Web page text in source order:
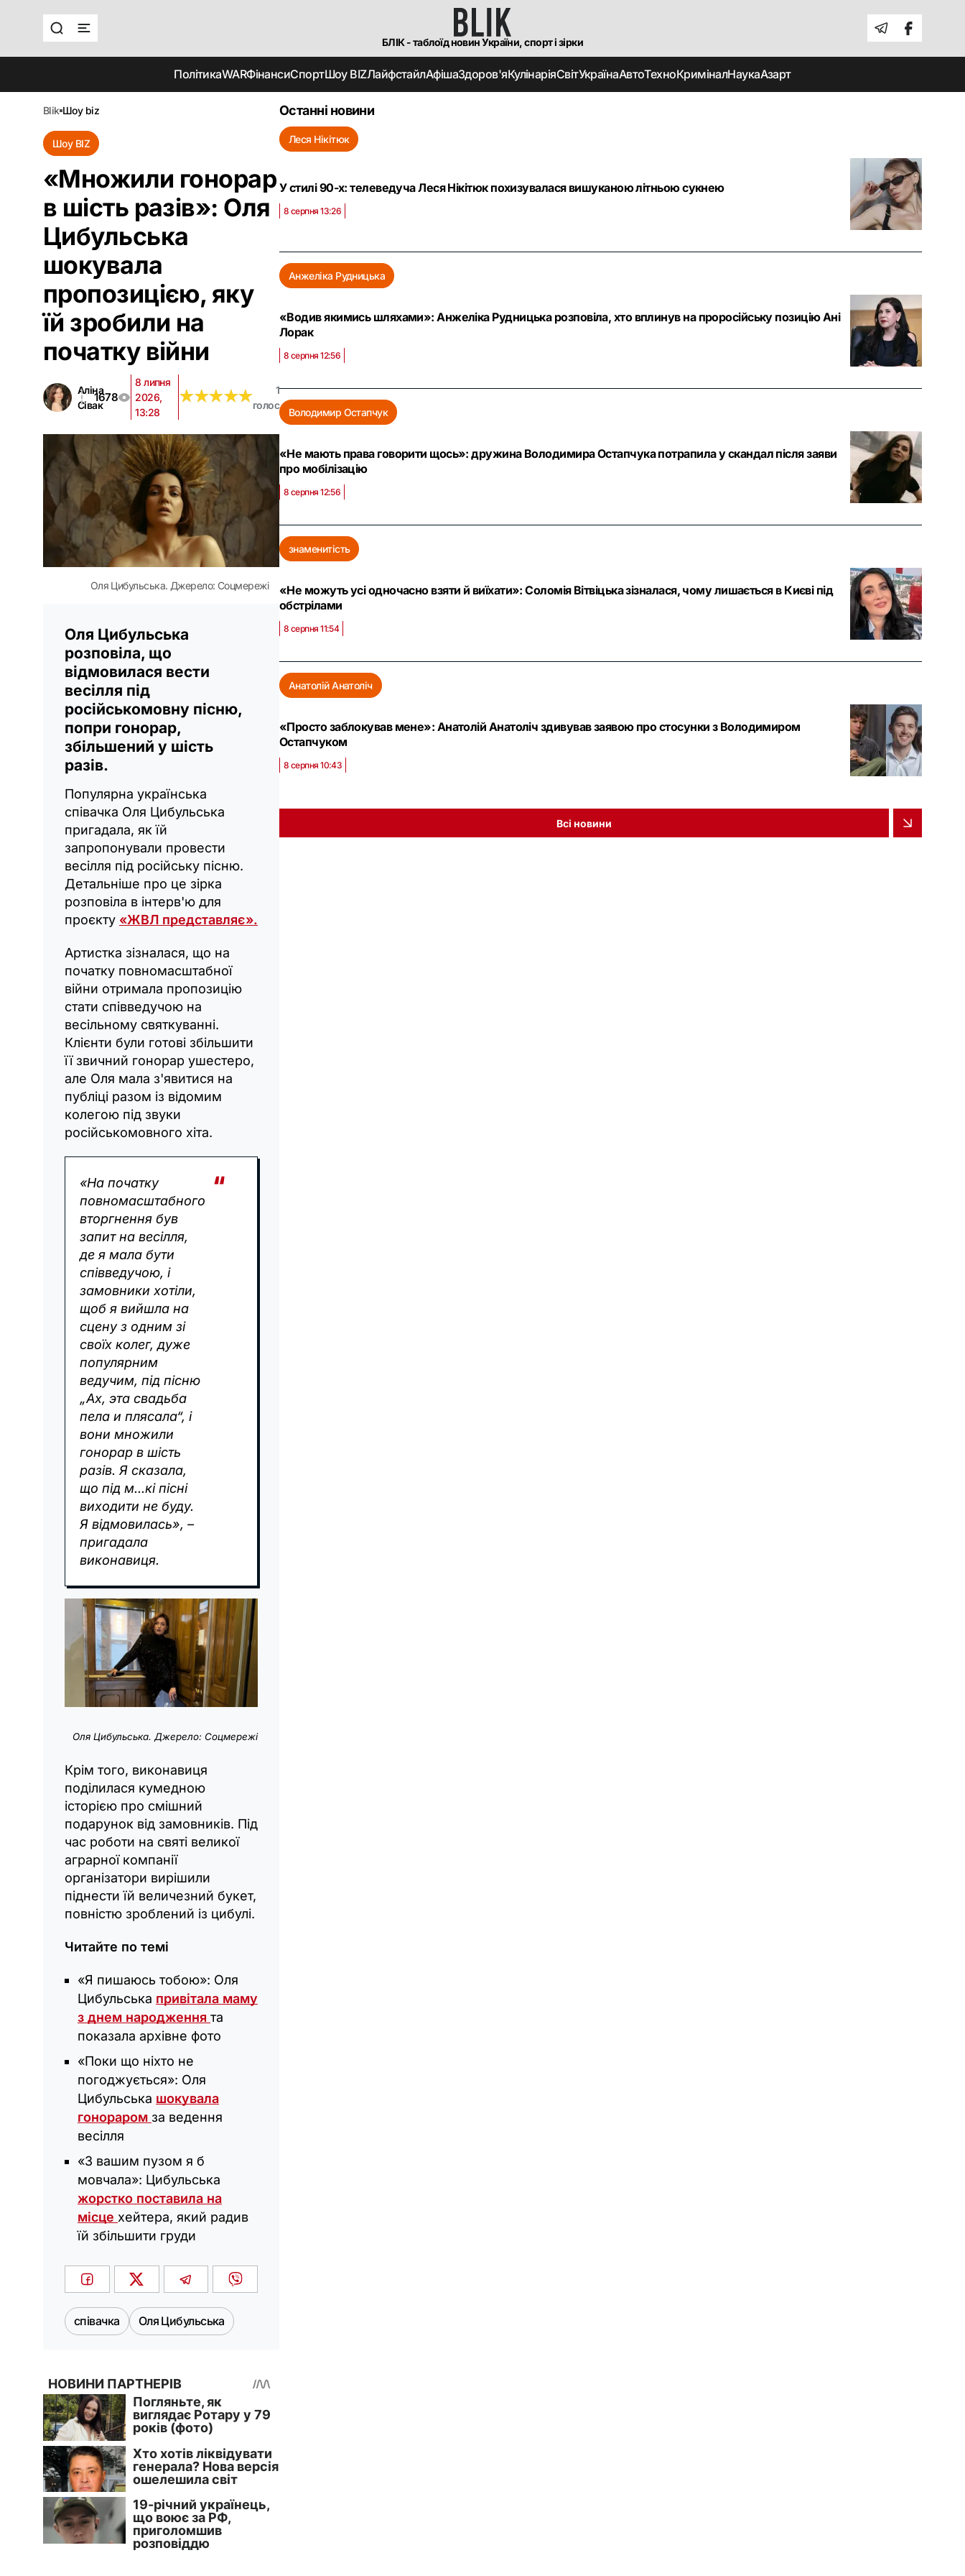
БЛІК - таблоїд новин України, спорт і зірки
ПолітикаWARФінансиСпортШоу BIZЛайфстайлАфішаЗдоров'яКулінаріяСвітУкраїнаАвтоТехноКриміналНаукаАзарт
blik шоу biz
Шоу BIZ
«Множили гонорар
в шість разів»: Оля
Цибульська
шокувала
пропозицією, яку
їй зробили на
початку війни
Аліна
Сівак
1678
8 липня
2026,
13:28
★★★★★
★★★★★
1
голос
Оля Цибульська. Джерело: Соцмережі
Оля Цибульська
розповіла, що
відмовилася вести
весілля під
російськомовну пісню,
попри гонорар,
збільшений у шість
разів.
Популярна українська
співачка Оля Цибульська
пригадала, як їй
запропонували провести
весілля під російську пісню.
Детальніше про це зірка
розповіла в інтерв'ю для
проєкту «ЖВЛ представляє».
Артистка зізналася, що на
початку повномасштабної
війни отримала пропозицію
стати співведучою на
весільному святкуванні.
Клієнти були готові збільшити
її звичний гонорар ушестеро,
але Оля мала з'явитися на
публіці разом із відомим
колегою під звуки
російськомовного хіта.
«На початку
повномасштабного
вторгнення був
запит на весілля,
де я мала бути
співведучою, і
замовники хотіли,
щоб я вийшла на
сцену з одним зі
своїх колег, дуже
популярним
ведучим, під пісню
„Ах, эта свадьба
пела и плясала“, і
вони множили
гонорар в шість
разів. Я сказала,
що під м...кі пісні
виходити не буду.
Я відмовилась», –
пригадала
виконавиця.
Оля Цибульська. Джерело: Соцмережі
Крім того, виконавиця
поділилася кумедною
історією про смішний
подарунок від замовників. Під
час роботи на святі великої
аграрної компанії
організатори вирішили
піднести їй величезний букет,
повністю зроблений із цибулі.
Читайте по темі
«Я пишаюсь тобою»: Оля
Цибульська привітала маму
з днем народження та
показала архівне фото
«‎Поки що ніхто не
погоджується»: Оля
Цибульська шокувала
гонораром за ведення
весілля
«З вашим пузом я б
мовчала»: Цибульська
жорстко поставила на
місце хейтера, який радив
їй збільшити груди
співачка Оля Цибульська
Останні новини
Леся Нікітюк
У стилі 90-х: телеведуча Леся Нікітюк похизувалася вишуканою літньою сукнею
8 серпня 13:26
Анжеліка Рудницька
«Водив якимись шляхами»: Анжеліка Рудницька розповіла, хто вплинув на проросійську позицію Ані
Лорак
8 серпня 12:56
Володимир Остапчук
«Не мають права говорити щось»: дружина Володимира Остапчука потрапила у скандал після заяви
про мобілізацію
8 серпня 12:56
знаменитість
«Не можуть усі одночасно взяти й виїхати»: Соломія Вітвіцька зізналася, чому лишається в Києві під
обстрілами
8 серпня 11:54
Анатолій Анатоліч
«Просто заблокував мене»: Анатолій Анатоліч здивував заявою про стосунки з Володимиром
Остапчуком
8 серпня 10:43
Всі новини